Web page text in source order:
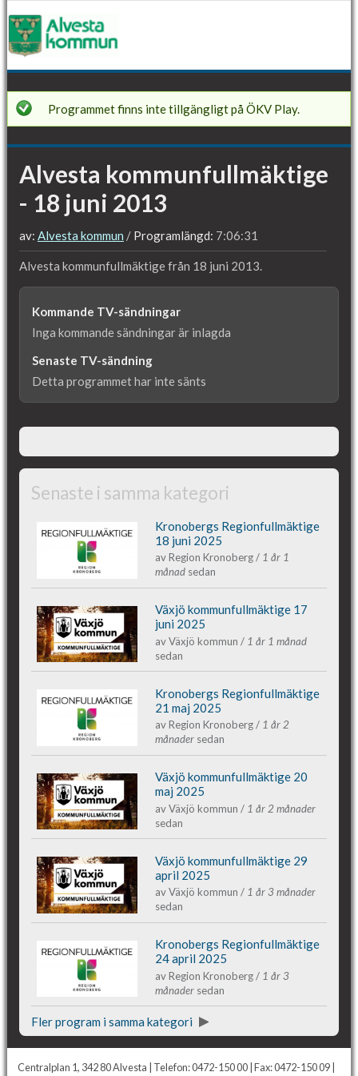
ALVESTA
KOMMUNFULLMÄKTIGE
-
JUNI
2013
Programmet finns inte tillgängligt på ÖKV Play.
Alvesta kommunfullmäktige
- 18 juni 2013
av: Alvesta kommun Programlängd: 7:06:31
Alvesta kommunfullmäktige från 18 juni 2013.
Kommande TV-sändningar
Inga kommande sändningar är inlagda
Senaste TV-sändning
Detta programmet har inte sänts
Senaste i samma kategori
Kronobergs regionfullmäktige 18 juni
2025
Kronobergs Regionfullmäktige
18 juni 2025
avRegion Kronoberg/ 1 år 1
månad sedan
Växjös kommunfullmäktige 17 juni 2025
Växjö kommunfullmäktige 17
juni 2025
avVäxjö kommun/ 1 år 1 månad
sedan
Kronobergs regionfullmäktige 21 maj
2025
Kronobergs Regionfullmäktige
21 maj 2025
avRegion Kronoberg/ 1 år 2
månader sedan
Växjös kommunfullmäktige 20 maj 2025
Växjö kommunfullmäktige 20
maj 2025
avVäxjö kommun/ 1 år 2 månader
sedan
Växjös kommunfullmäktige 29 april 2025
Växjö kommunfullmäktige 29
april 2025
avVäxjö kommun/ 1 år 3 månader
sedan
Kronobergs regionfullmäktige 24 april
2025
Kronobergs Regionfullmäktige
24 april 2025
avRegion Kronoberg/ 1 år 3
månader sedan
Fler program i samma kategori
Centralplan 1, 342 80 Alvesta | Telefon: 0472-150 00 | Fax: 0472-150 09 |